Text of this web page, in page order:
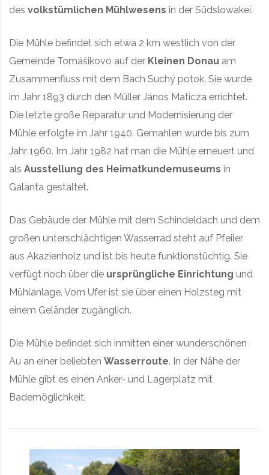
des volkstümlichen Mühlwesens in der Südslowakei.
Die Mühle befindet sich etwa 2 km westlich von der
Gemeinde Tomášikovo auf der Kleinen Donau am
Zusammenfluss mit dem Bach Suchý potok. Sie wurde
im Jahr 1893 durch den Müller János Maticza errichtet.
Die letzte große Reparatur und Modernisierung der
Mühle erfolgte im Jahr 1940. Gemahlen wurde bis zum
Jahr 1960. Im Jahr 1982 hat man die Mühle erneuert und
als Ausstellung des Heimatkundemuseums in
Galanta gestaltet.
Das Gebäude der Mühle mit dem Schindeldach und dem
großen unterschlächtigen Wasserrad steht auf Pfeiler
aus Akazienholz und ist bis heute funktionstüchtig. Sie
verfügt noch über die ursprüngliche Einrichtung und
Mühlanlage. Vom Ufer ist sie über einen Holzsteg mit
einem Geländer zugänglich.
Die Mühle befindet sich inmitten einer wunderschönen
Au an einer beliebten Wasserroute. In der Nähe der
Mühle gibt es einen Anker- und Lagerplatz mit
Bademöglichkeit.